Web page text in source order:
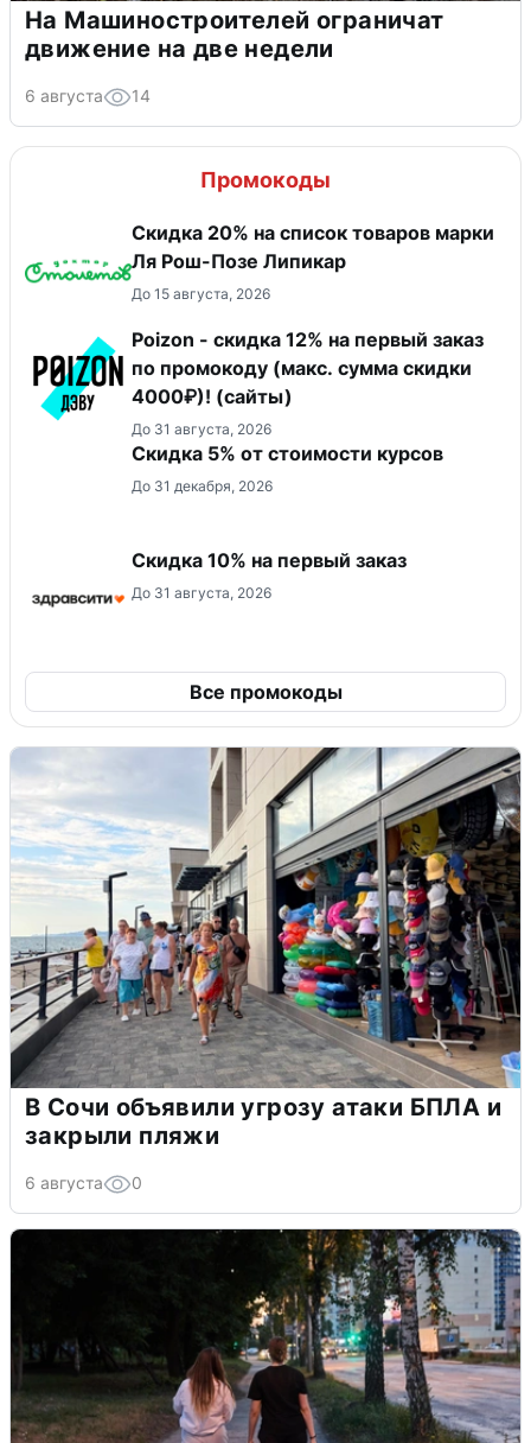
На Машиностроителей ограничат
движение на две недели
6 августа 14
Промокоды
Скидка 20% на список товаров марки
Ля Рош-Позе Липикар
До 15 августа, 2026
Poizon - скидка 12% на первый заказ
по промокоду (макс. сумма скидки
4000₽)! (сайты)
До 31 августа, 2026
Скидка 5% от стоимости курсов
До 31 декабря, 2026
Скидка 10% на первый заказ
До 31 августа, 2026
Все промокоды
В Сочи объявили угрозу атаки БПЛА и
закрыли пляжи
6 августа 0